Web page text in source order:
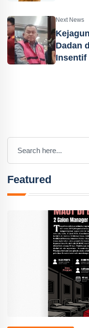
Next News
Dadan
Insentif
Featured